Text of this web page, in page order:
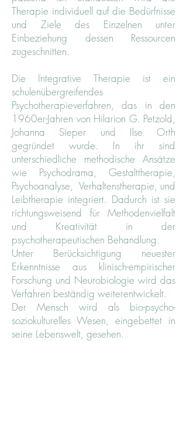
Therapie individuell auf die Bedürfnisse
und Ziele des Einzelnen unter
Einbeziehung dessen Ressourcen
zugeschnitten.
Die Integrative Therapie ist ein
schulenübergreifendes
Psychotherapieverfahren, das in den
1960er-Jahren von Hilarion G. Petzold,
Johanna Sieper und Ilse Orth
gegründet wurde. In ihr sind
unterschiedliche methodische Ansätze
wie Psychodrama, Gestalttherapie,
Psychoanalyse, Verhaltenstherapie, und
Leibtherapie integriert. Dadurch ist sie
richtungsweisend für Methodenvielfalt
und Kreativität in der
psychotherapeutischen Behandlung.
Unter Berücksichtigung neuester
Erkenntnisse aus klinisch-empirischer
Forschung und Neurobiologie wird das
Verfahren beständig weiterentwickelt.
Der Mensch wird als bio-psycho-
soziokulturelles Wesen, eingebettet in
seine Lebenswelt, gesehen.